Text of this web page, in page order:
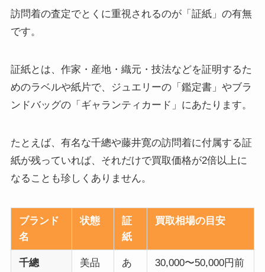
訪問着の査定でとくに重視されるのが「証紙」の有無
です。
証紙とは、作家・産地・織元・技法などを証明するた
めのラベルや紙片で、ジュエリーの「鑑定書」やブラ
ンドバッグの「ギャランティカード」にあたります。
たとえば、有名な千總や藤井寛の訪問着に付属する証
紙が残っていれば、それだけで買取価格が2倍以上に
なることも珍しくありません。
ブランド
名
状態
証
紙
買取相場の目安
千總 美品
あ
30,000〜50,000円前